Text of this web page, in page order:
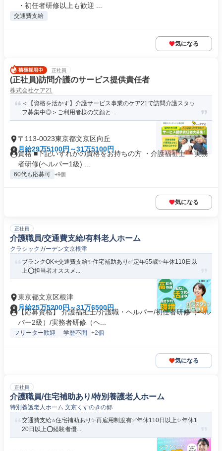
・初任者研修以上も歓迎 ...
交通費支給
気になる
正社員
(正社員)訪問介護のサービス提供責任者
株式会社ケア21
＜【資格を活かす】介護サービス事業のケア21で訪問介護スタッ
フ募集中◎＞ご利用者様の笑顔と...
〒113-0023東京都文京区向丘
月給29万5100円～31万5100円
資格 ■下記いずれかの資格をお持ちの方 ・介護福祉士 ・実務
者研修(ヘルパー1級) ...
60代も応募可 +9個
気になる
正社員
介護職員/交通費支給/有料老人ホーム
クラシックガーデン文京根津
ブランクOK⭐️交通費支給✨住宅補助あり✅️定年65歳✨年休110日以
上⭕️担当者オススメ...
東京都文京区根津
月給25万5200円～31万6500円
【応募資格】 介護福祉士/介護職・ヘルパー/初任者研修（ヘル
パー2級）/実務者研修（ヘ...
フリーター歓迎 学歴不問 +2個
気になる
正社員
介護職員/住宅補助あり/特別養護老人ホーム
特別養護老人ホーム 文京くすのきの郷
交通費支給⭐️住宅補助あり✨再雇用制度有✅️年休110日以上✨年休1
20日以上⭕️経験者優...